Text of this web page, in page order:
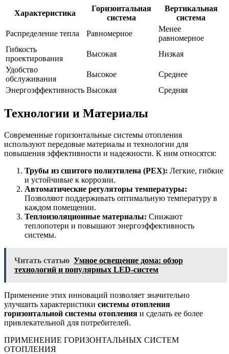
Характеристика
Горизонтальная
система
Вертикальная
система
Распределение тепла
Равномерное
Менее
равномерное
Гибкость
проектирования
Высокая
Низкая
Удобство
обслуживания
Высокое
Среднее
Энергоэффективность Высокая Средняя
Технологии и Материалы
Современные горизонтальные системы отопления
используют передовые материалы и технологии для
повышения эффективности и надежности. К ним относятся:
Трубы из сшитого полиэтилена (PEX): Легкие, гибкие
и устойчивые к коррозии.
Автоматические регуляторы температуры:
Позволяют поддерживать оптимальную температуру в
каждом помещении.
Теплоизоляционные материалы: Снижают
теплопотери и повышают энергоэффективность
системы.
Читать статью Умное освещение дома: обзор
технологий и популярных LED-систем
Применение этих инноваций позволяет значительно
улучшить характеристики системы отопления
горизонтальной системы отопления и сделать ее более
привлекательной для потребителей.
ПРИМЕНЕНИЕ ГОРИЗОНТАЛЬНЫХ СИСТЕМ
ОТОПЛЕНИЯ